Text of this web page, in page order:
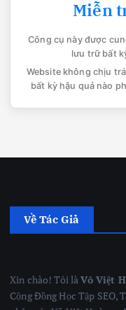
Miễn
Công cụ này được
lưu trữ bất
Website không chịu
bất kỳ hậu quả nào
Về Tác Giả
Xin chào! Tôi làVõ Việt
Cộng Đồng Học Tập SEO,